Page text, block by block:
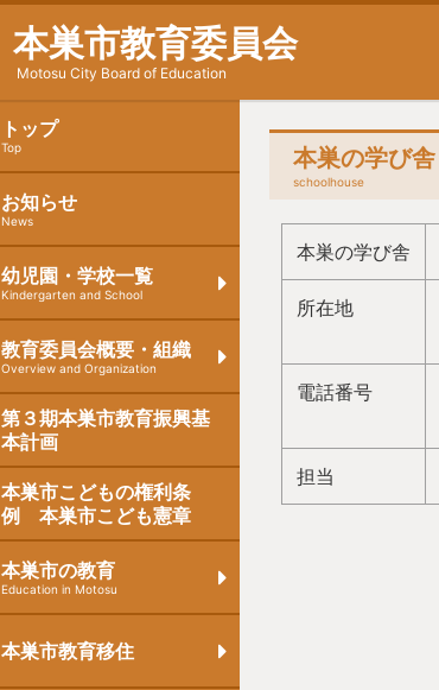
本巣市教育委員会
Motosu City Board of Education
トップ
Top
お知らせ
News
幼児園・学校一覧
Kindergarten and School
教育委員会概要・組織
Overview and Organization
第３期本巣市教育振興基
本計画
本巣市こどもの権利条
例 本巣市こども憲章
本巣市の教育
Education in Motosu
本巣市教育移住
本巣の学び舎
schoolhouse
本巣の学び舎
所在地
電話番号
担当